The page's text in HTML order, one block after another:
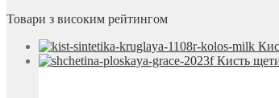
Товари з високим рейтингом
Кисть